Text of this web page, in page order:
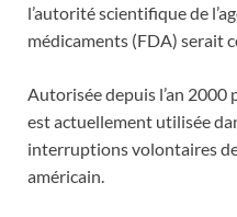
l’autorité scientifique de
médicaments (FDA) serait
Autorisée depuis l’an 2000
est actuellement utilisée
interruptions volontaires
américain.